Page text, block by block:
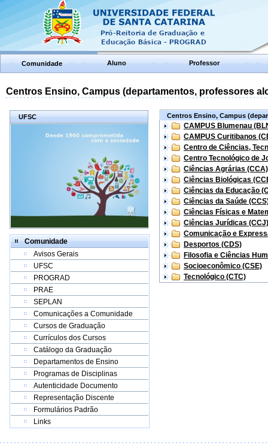
Comunidade Aluno Professor
Centros Ensino, Campus (departamentos, professores
UFSC
Comunidade
Avisos Gerais
UFSC
PROGRAD
PRAE
SEPLAN
Comunicações a Comunidade
Cursos de Graduação
Currículos dos Cursos
Catálogo da Graduação
Departamentos de Ensino
Programas de Disciplinas
Autenticidade Documento
Representação Discente
Formulários Padrão
Links
Centros Ensino, Campus
CAMPUS Blumenau
CAMPUS Curitibanos
Centro de Ciências,
Centro Tecnológico de
Ciências Agrárias (CCA)
Ciências Biológicas
Ciências da Educação
Ciências da Saúde
Ciências Físicas e
Ciências Jurídicas (CCJ)
Comunicação e
Desportos (CDS)
Filosofia e Ciências
Socioeconômico (CSE)
Tecnológico (CTC)